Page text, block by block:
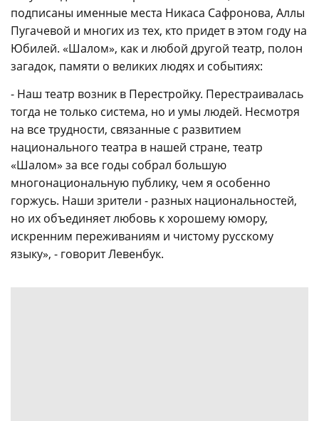
подписаны именные места Никаса Сафронова, Аллы
Пугачевой и многих из тех, кто придет в этом году на
Юбилей. «Шалом», как и любой другой театр, полон
загадок, памяти о великих людях и событиях:
- Наш театр возник в Перестройку. Перестраивалась
тогда не только система, но и умы людей. Несмотря
на все трудности, связанные с развитием
национального театра в нашей стране, театр
«Шалом» за все годы собрал большую
многонациональную публику, чем я особенно
горжусь. Наши зрители - разных национальностей,
но их объединяет любовь к хорошему юмору,
искренним переживаниям и чистому русскому
языку», - говорит Левенбук.